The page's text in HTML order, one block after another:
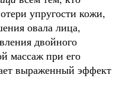
упругости кожи,
овала лица,
двойного
массаж при его
выраженный эффект